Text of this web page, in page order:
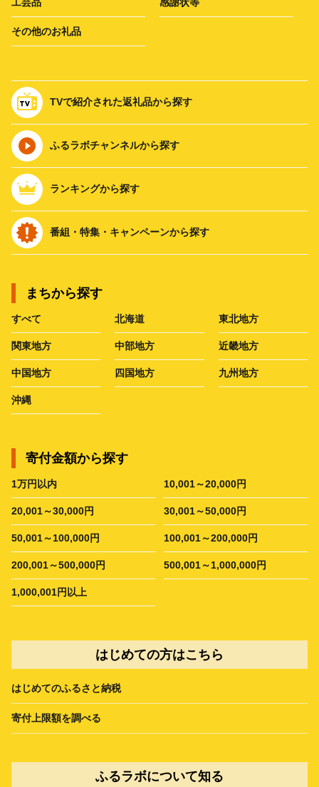
その他のお礼品
TVで紹介された返礼品から探す
ふるラボチャンネルから探す
ランキングから探す
番組・特集・キャンペーンから探す
まちから探す
すべて 北海道 東北地方
関東地方 中部地方 近畿地方
中国地方 四国地方 九州地方
沖縄
寄付金額から探す
1万円以内 10,001～20,000円
20,001～30,000円 30,001～50,000円
50,001～100,000円 100,001～200,000円
200,001～500,000円 500,001～1,000,000円
1,000,001円以上
はじめての方はこちら
はじめてのふるさと納税
寄付上限額を調べる
ふるラボについて知る